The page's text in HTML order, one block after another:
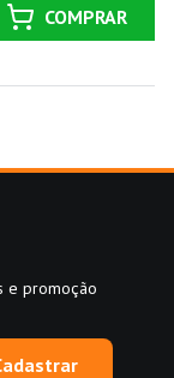
COMPRAR
e promoção